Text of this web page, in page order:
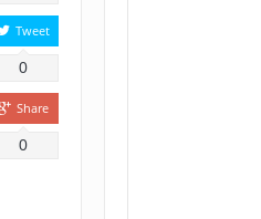
Tweet
0
Share
0